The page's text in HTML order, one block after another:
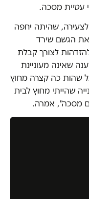
עטיית מסכה.
השוטרות לצעירה, שהיתה יחפה
הגשם שירד
לצורך קבלת
שאינה מעוניינת
שהות כה קצרה מחוץ
שהייתי מחוץ לבית
מסכה", אמרה.